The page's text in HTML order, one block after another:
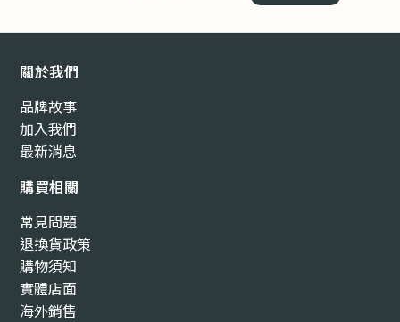
關於我們
品牌故事
加入我們
最新消息
購買相關
常見問題
退換貨政策
購物須知
實體店面
海外銷售